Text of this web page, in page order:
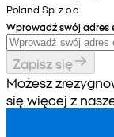
Poland Sp. z o.o.
Wprowadź swój adres
Zapisz się
Możesz
się więcej z